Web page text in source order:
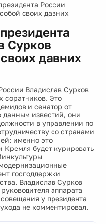
России
своих давних
Сурков
давних
Владислав Сурков
соратников. Это
и сенатор от
известий, они
в управлении по
со странами
именно это
Кремля будет курировать
господдержки
Владислав Сурков
аппарата
у президента
не комментировал.